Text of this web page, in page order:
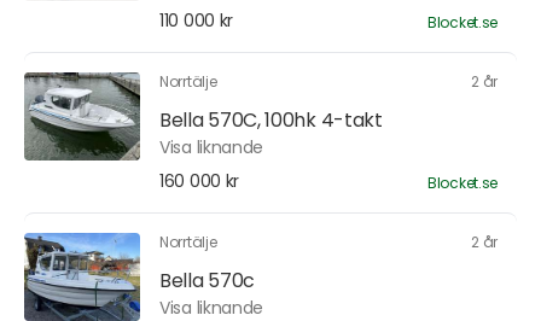
110 000 kr
Blocket.se
Norrtälje 2 år
Bella 570C, 100hk 4-takt
Visa liknande
160 000 kr
Blocket.se
Norrtälje 2 år
Bella 570c
Visa liknande